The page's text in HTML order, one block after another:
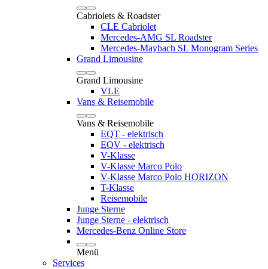
Cabriolets & Roadster
CLE Cabriolet
Mercedes-AMG SL Roadster
Mercedes-Maybach SL Monogram Series
Grand Limousine
Grand Limousine
VLE
Vans & Reisemobile
Vans & Reisemobile
EQT - elektrisch
EQV - elektrisch
V-Klasse
V-Klasse Marco Polo
V-Klasse Marco Polo HORIZON
T-Klasse
Reisemobile
Junge Sterne
Junge Sterne - elektrisch
Mercedes-Benz Online Store
Menü
Services